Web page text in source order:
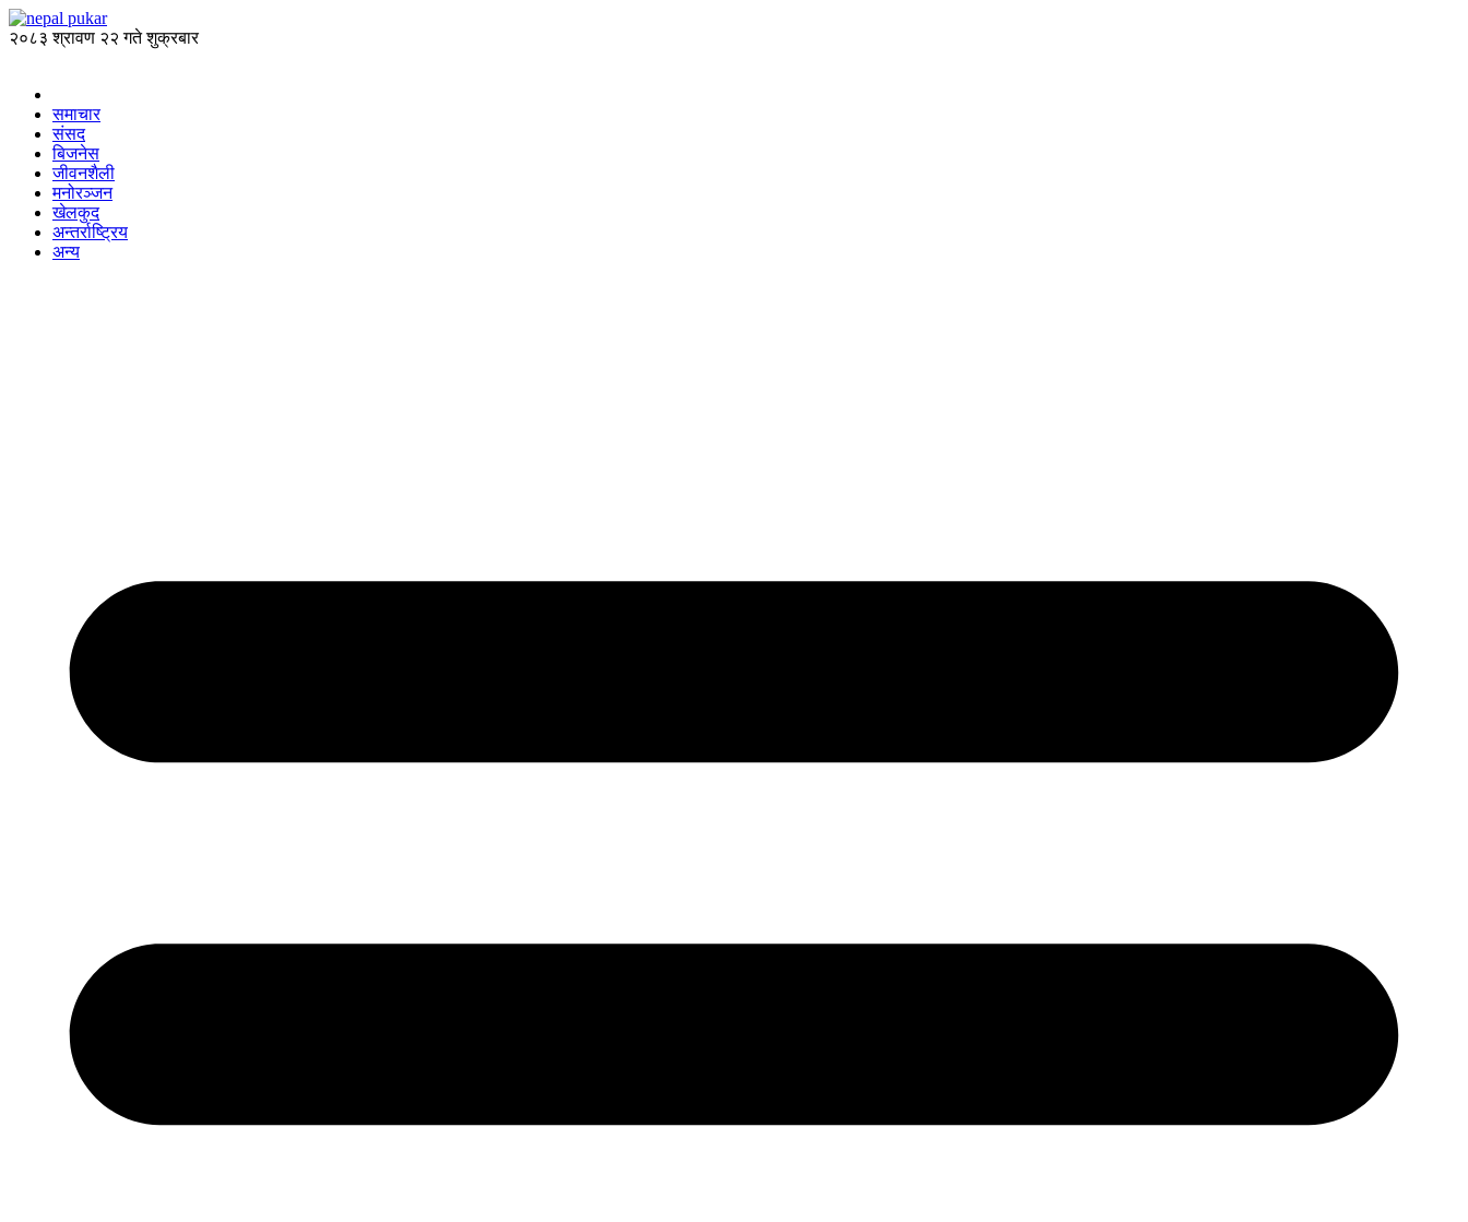
२०८३ श्रावण २२ गते शुक्रबार
समाचार
संसद
बिजनेस
जीवनशैली
मनोरञ्जन
खेलकुद
अन्तर्राष्ट्रिय
अन्य